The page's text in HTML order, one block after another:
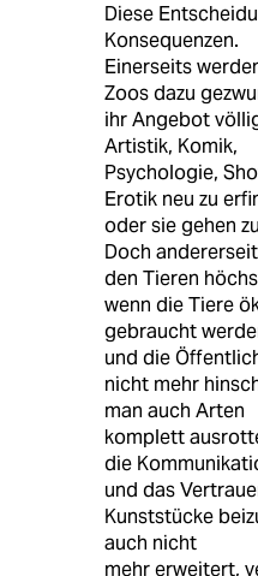
Diese
Konsequenzen.
Einerseits
Zoos dazu
ihr Angebot
Artistik, Komik,
Psychologie,
Erotik neu zu
oder sie gehen
Doch
den Tieren
wenn die Tiere
gebraucht
und die
nicht mehr
man auch Arten
komplett
die
und das
Kunststücke
auch nicht
mehr erweitert,